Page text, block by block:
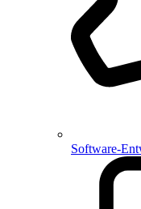
Software-